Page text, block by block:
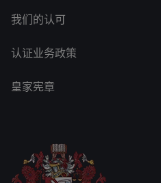
我们的认可
认证业务政策
皇家宪章